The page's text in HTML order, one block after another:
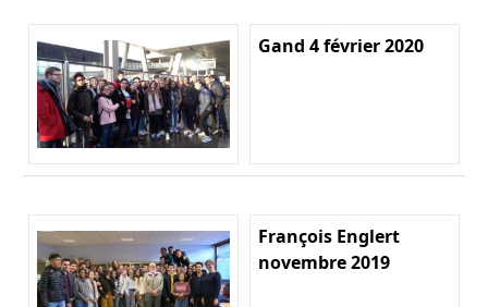
Gand 4 février 2020
François Englert
novembre 2019